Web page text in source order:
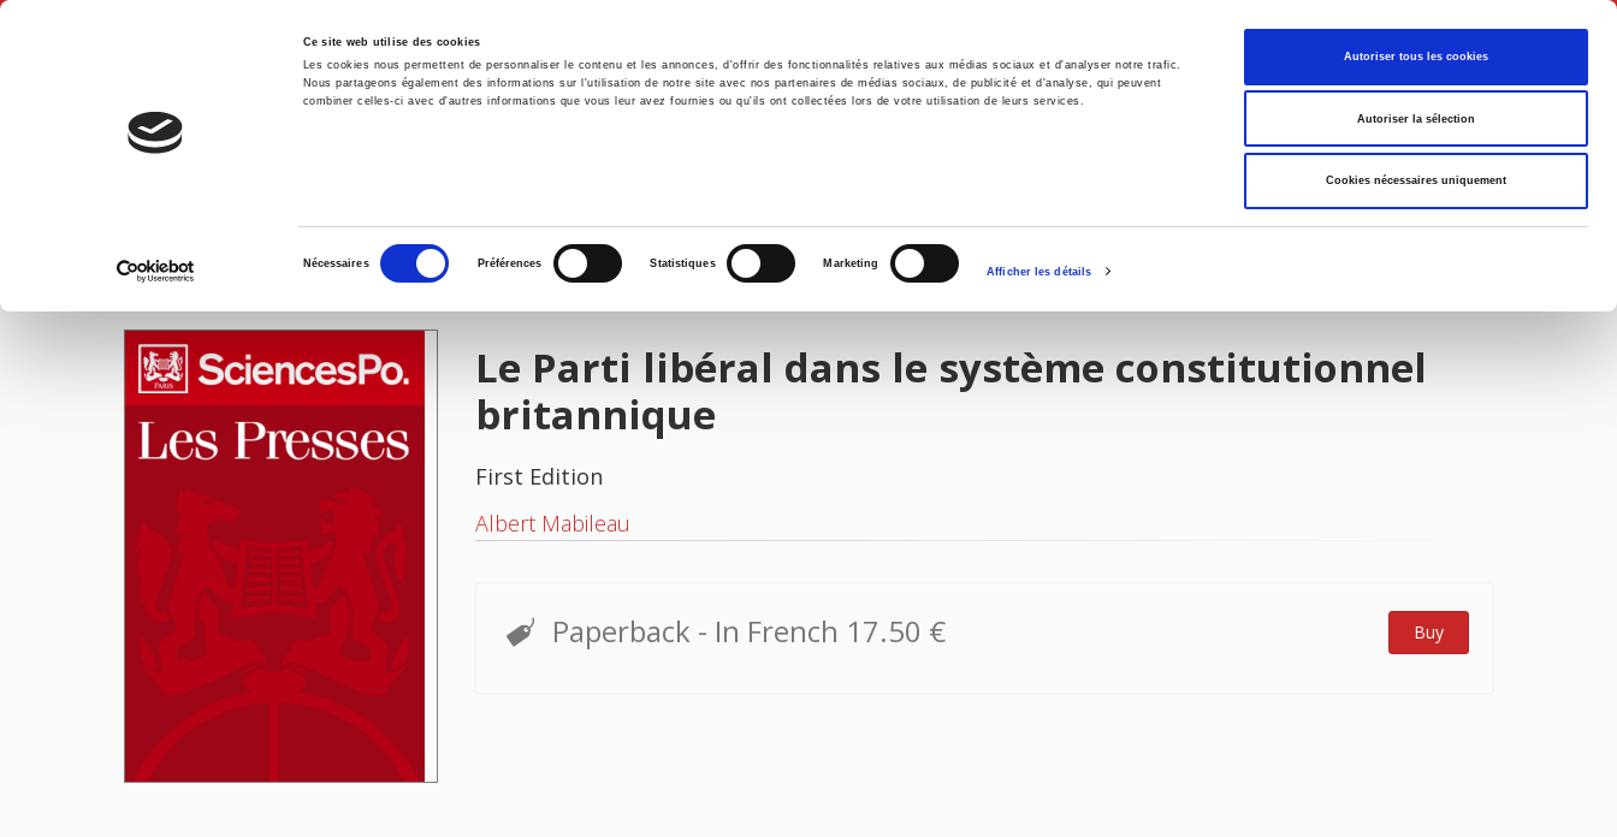
Ce site web utilise des cookies
Les cookies nous permettent de personnaliser le contenu et les annonces, d'offrir des fonctionnalités relatives aux médias sociaux et d'analyser notre trafic.
Nous partageons également des informations sur l'utilisation de notre site avec nos partenaires de médias sociaux, de publicité et d'analyse, qui peuvent
combiner celles-ci avec d'autres informations que vous leur avez fournies ou qu'ils ont collectées lors de votre utilisation de leurs services.
consentement
Nécessaires Préférences Statistiques Marketing
Afficher les détails
Autoriser tous les cookies
Autoriser la sélection
Cookies nécessaires uniquement
English
Home Environment History International Politics
IMAGES
Le Parti libéral dans le système constitutionnel
britannique
First Edition
Albert Mabileau
Paperback - In French 17.50 € Buy